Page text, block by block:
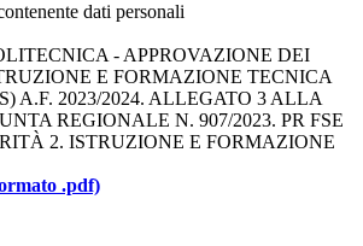
dati personali
- APPROVAZIONE DEI
E FORMAZIONE TECNICA
A.F. 2023/2024. ALLEGATO 3 ALLA
REGIONALE N. 907/2023. PR FSE
2. ISTRUZIONE E FORMAZIONE
.pdf)